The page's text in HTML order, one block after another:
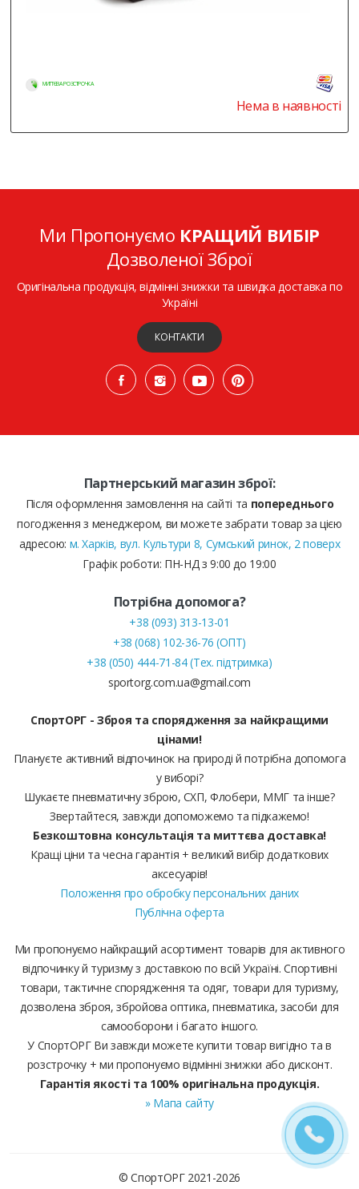
МИТТЄВА РОЗСТРОЧКА
Нема в наявності
Ми Пропонуємо КРАЩИЙ ВИБІР
Дозволеної Зброї
Оригінальна продукція, відмінні знижки та швидка доставка по
Україні
КОНТАКТИ
Партнерський магазин зброї:
Після оформлення замовлення на сайті та попереднього
погодження з менеджером, ви можете забрати товар за цією
адресою: м. Харків, вул. Культури 8, Сумський ринок, 2 поверх
Графік роботи: ПН-НД з 9:00 до 19:00
Потрібна допомога?
+38 (093) 313-13-01
+38 (068) 102-36-76 (ОПТ)
+38 (050) 444-71-84 (Тех. підтримка)
sportorg.com.ua@gmail.com
СпортОРГ - Зброя та спорядження за найкращими
цінами!
Плануєте активний відпочинок на природі й потрібна допомога
у виборі?
Шукаєте пневматичну зброю, СХП, Флобери, ММГ та інше?
Звертайтеся, завжди допоможемо та підкажемо!
Безкоштовна консультація та миттєва доставка!
Кращі ціни та чесна гарантія + великий вибір додаткових
аксесуарів!
Положення про обробку персональних даних
Публічна оферта
Ми пропонуємо найкращий асортимент товарів для активного
відпочинку й туризму з доставкою по всій Україні. Спортивні
товари, тактичне спорядження та одяг, товари для туризму,
дозволена зброя, збройова оптика, пневматика, засоби для
самооборони і багато іншого.
У СпортОРГ Ви завжди можете купити товар вигідно та в
розстрочку + ми пропонуємо відмінні знижки або дисконт.
Гарантія якості та 100% оригінальна продукція.
» Мапа сайту
© СпортОРГ 2021-2026